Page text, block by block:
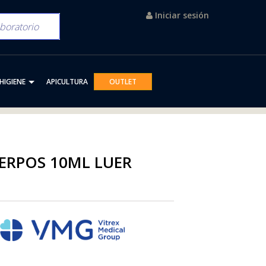
Iniciar sesión
APICULTURA OUTLET
10ML LUER